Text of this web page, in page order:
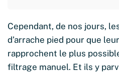
Cependant, de nos jours,
d’arrache pied pour que
rapprochent le plus
filtrage manuel. Et ils y